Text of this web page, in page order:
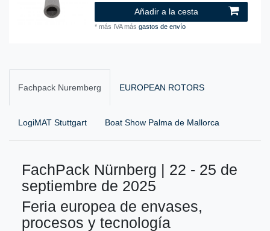
Añadir a la cesta
*más IVAmásgastos de envío
Fachpack Nuremberg EUROPEAN ROTORS
LogiMAT Stuttgart Boat Show Palma de Mallorca
FachPack Nürnberg | 22 - 25 de
septiembre de 2025
Feria europea de envases,
procesos y tecnología